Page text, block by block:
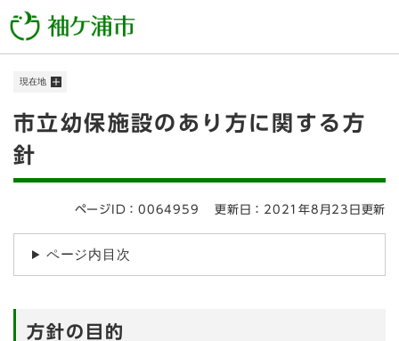
ー
メニューを飛ばして本文へ
現在地
本
文
市立幼保施設のあり方に関する方
針
ページID：0064959 更新日：2021年8月23日更新
ページ内目次
方針の目的